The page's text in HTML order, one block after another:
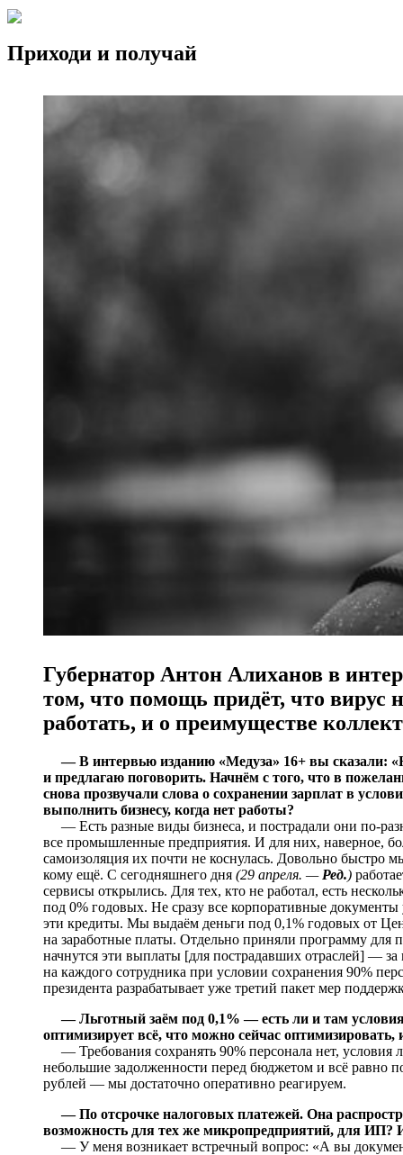
Приходи и получай
Губернатор Антон Алиханов в
том, что помощь придёт, что вирус
работать, и о преимуществе
— В интервью изданию «Медуза» 16+ вы сказали:
и предлагаю поговорить. Начнём с того, что в
снова прозвучали слова о сохранении зарплат в
выполнить бизнесу, когда нет работы?
— Есть разные виды бизнеса, и пострадали они по-
все промышленные предприятия. И для них, наверное,
самоизоляция их почти не коснулась. Довольно быстро
кому ещё. С сегодняшнего дня (29 апреля. — Ред.)
сервисы открылись. Для тех, кто не работал, есть
под 0% годовых. Не сразу все корпоративные
эти кредиты. Мы выдаём деньги под 0,1% годовых от
на заработные платы. Отдельно приняли программу для
начнутся эти выплаты [для пострадавших отраслей] —
на каждого сотрудника при условии сохранения 90%
президента разрабатывает уже третий пакет мер
— Льготный заём под 0,1% — есть ли и там условия
оптимизирует всё, что можно сейчас
— Требования сохранять 90% персонала нет,
небольшие задолженности перед бюджетом и всё равно
рублей — мы достаточно оперативно реагируем.
— По отсрочке налоговых платежей. Она
возможность для тех же микропредприятий, для ИП?
— У меня возникает встречный вопрос: «А вы